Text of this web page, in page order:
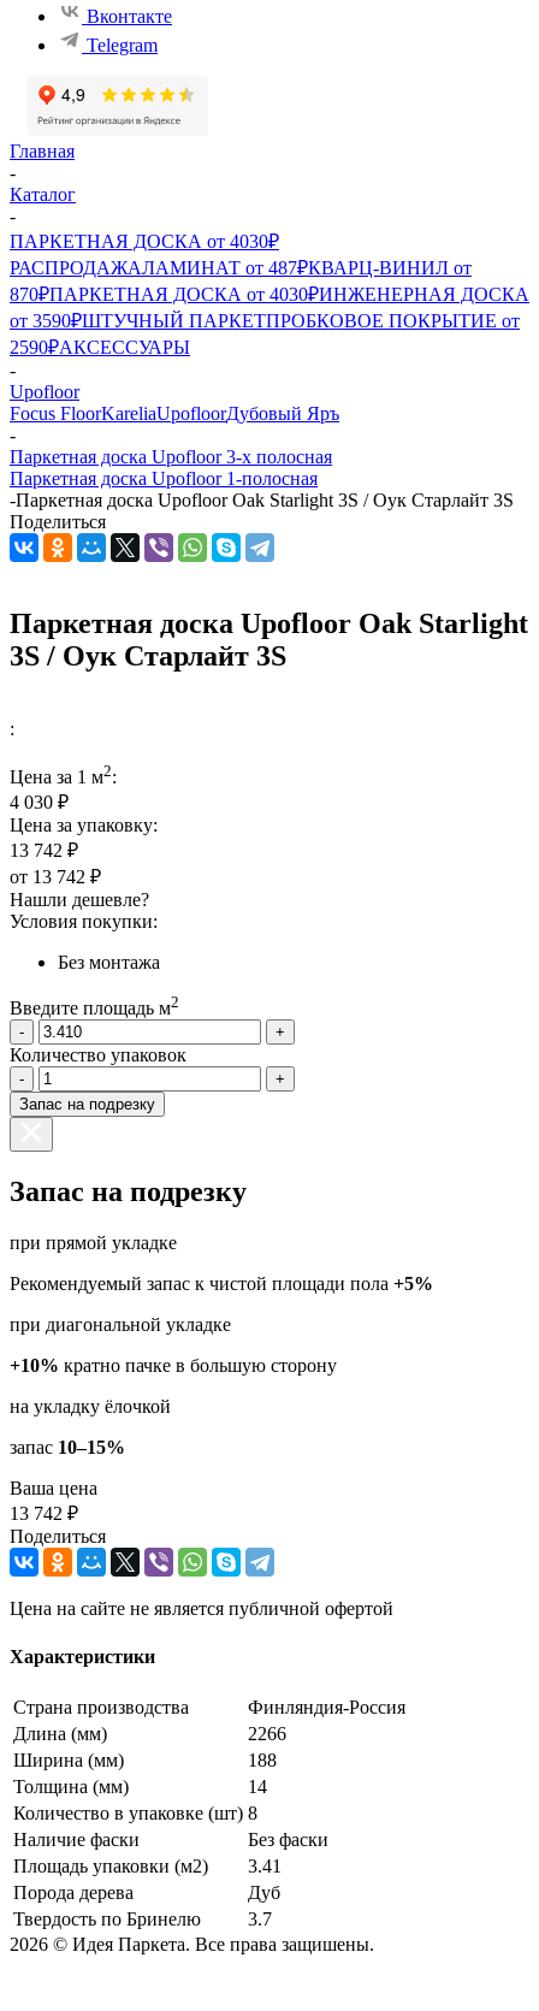
Вконтакте
Telegram
Главная
-
Каталог
-
ПАРКЕТНАЯ ДОСКА от 4030₽
РАСПРОДАЖАЛАМИНАТ от 487₽КВАРЦ-ВИНИЛ от
870₽ПАРКЕТНАЯ ДОСКА от 4030₽ИНЖЕНЕРНАЯ ДОСКА
от 3590₽ШТУЧНЫЙ ПАРКЕТПРОБКОВОЕ ПОКРЫТИЕ от
2590₽АКСЕССУАРЫ
-
Upofloor
Focus FloorKareliaUpofloorДубовый Яръ
-
Паркетная доска Upofloor 3-х полосная
Паркетная доска Upofloor 1-полосная
-Паркетная доска Upofloor Oak Starlight 3S / Оук Старлайт 3S
Поделиться
Паркетная доска Upofloor Oak Starlight
3S / Оук Старлайт 3S
:
Цена за 1 м2:
4 030 ₽
Цена за упаковку:
13 742 ₽
от 13 742 ₽
Нашли дешевле?
Условия покупки:
Без монтажа
Введите площадь м2
-
+
Количество упаковок
-
+
Запас на подрезку
Запас на подрезку
при прямой укладке
Рекомендуемый запас к чистой площади пола +5%
при диагональной укладке
+10% кратно пачке в большую сторону
на укладку ёлочкой
запас 10–15%
Ваша цена
13 742 ₽
Поделиться
Цена на сайте не является публичной офертой
Характеристики
Страна производства
Финляндия-Россия
Длина (мм)
2266
Ширина (мм)
188
Толщина (мм)
14
Количество в упаковке (шт) 8
Наличие фаски
Без фаски
Площадь упаковки (м2)
3.41
Порода дерева
Дуб
Твердость по Бринелю
3.7
2026 © Идея Паркета. Все права защишены.